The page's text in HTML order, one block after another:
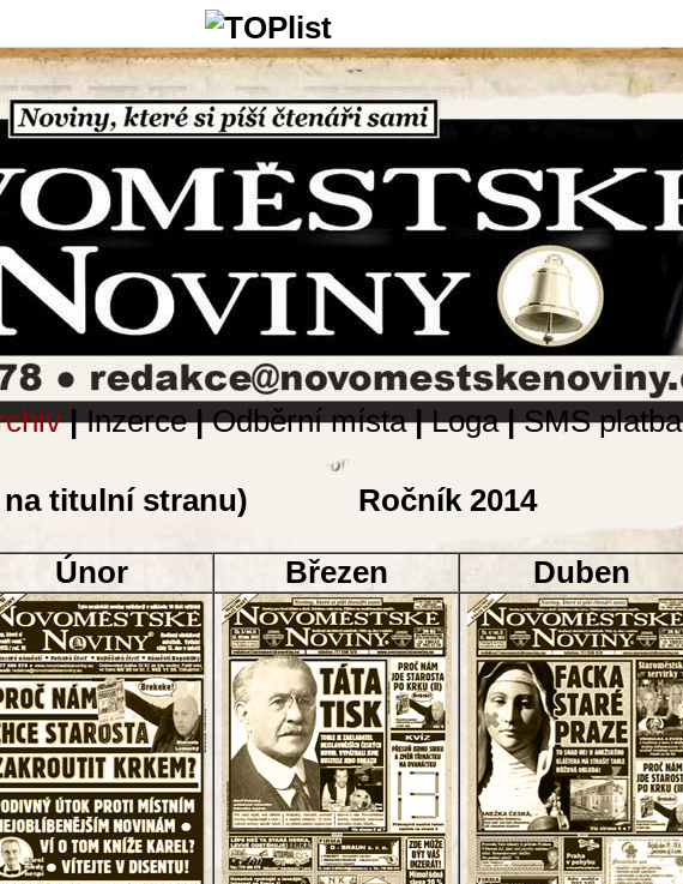
Ročník 2014
|Inzerce|Odběrní místa|Loga|SMS platba
Únor Březen Duben
titulní stranu)